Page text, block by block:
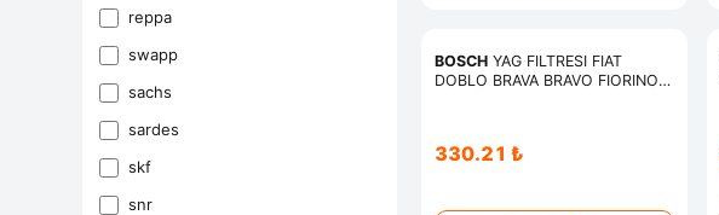
reppa
swapp
sachs
sardes
skf
snr
BOSCH
DOBLO BRAVA BRAVO FIORINO
330.21 ₺